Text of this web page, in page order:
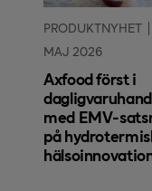
PRODUKTNYHET
MAJ 2026
Axfood först i
med EMV-
på